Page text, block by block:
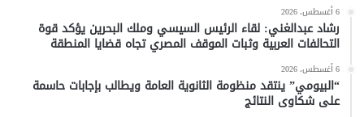
6 أغسطس، 2026
رشاد عبدالغني: لقاء الرئيس السيسي وملك البحرين يؤكد قوة
التحالفات العربية وثبات الموقف المصري تجاه قضايا المنطقة
6 أغسطس، 2026
“البيومي” ينتقد منظومة الثانوية العامة ويطالب بإجابات حاسمة
على شكاوى النتائج